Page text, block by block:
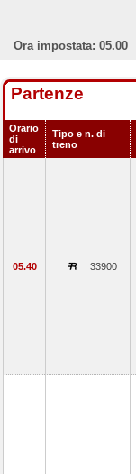
Ora impostata: 05.00
Partenze
Orario
di
arrivo
Tipo e n. di
treno
05.40 33900